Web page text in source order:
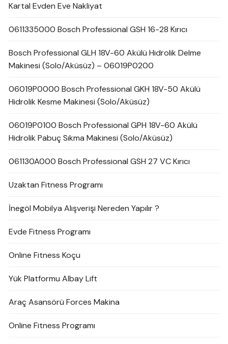
Kartal Evden Eve Nakliyat
0611335000 Bosch Professional GSH 16-28 Kırıcı
Bosch Professional GLH 18V-60 Akülü Hidrolik Delme
Makinesi (Solo/Aküsüz) – 06019P0200
06019P0000 Bosch Professional GKH 18V-50 Akülü
Hidrolik Kesme Makinesi (Solo/Aküsüz)
06019P0100 Bosch Professional GPH 18V-60 Akülü
Hidrolik Pabuç Sıkma Makinesi (Solo/Aküsüz)
061130A000 Bosch Professional GSH 27 VC Kırıcı
Uzaktan Fitness Programı
İnegöl Mobilya Alışverişi Nereden Yapılır ?
Evde Fitness Programı
Online Fitness Koçu
Yük Platformu Albay Lift
Araç Asansörü Forces Makina
Online Fitness Programı